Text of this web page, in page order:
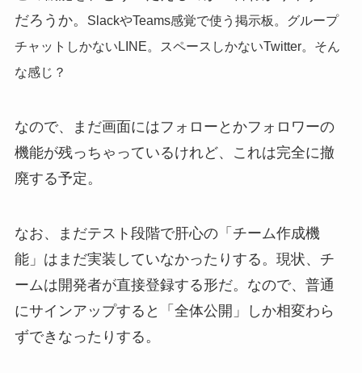
だろうか。
SlackやTeams感覚で使う掲示板。グループ
チャットしかないLINE。スペースしかないTwitter。そん
な感じ？
なので、まだ画面にはフォローとかフォロワーの
機能が残っちゃっているけれど、これは完全に撤
廃する予定。
なお、まだテスト段階で肝心の「チーム作成機
能」はまだ実装していなかったりする。現状、チ
ームは開発者が直接登録する形だ。なので、普通
にサインアップすると「全体公開」しか相変わら
ずできなったりする。